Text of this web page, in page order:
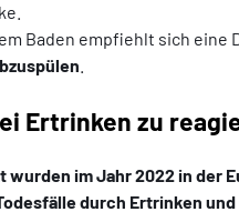
Baden empfiehlt sich eine
Ertrinken zu
wurden im Jahr 2022 in der
durch Ertrinken